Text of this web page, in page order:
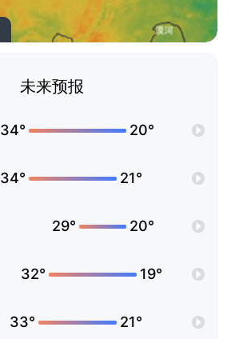
未来预报
34° 20°
34° 21°
29° 20°
32° 19°
33° 21°